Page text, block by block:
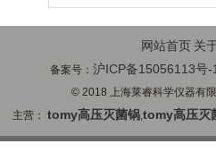
网站首页 关
备案号：沪ICP备15056113号-
© 2018 上海莱睿科学仪器有
主营：tomy高压灭菌锅,tomy高压灭